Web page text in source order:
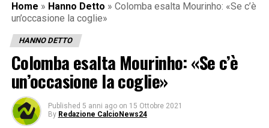
Home » Hanno Detto » Colomba esalta Mourinho: «Se c’è
un’occasione la coglie»
HANNO DETTO
Colomba esalta Mourinho: «Se c’è
un’occasione la coglie»
Published 5 anni ago on 15 Ottobre 2021
By Redazione CalcioNews24